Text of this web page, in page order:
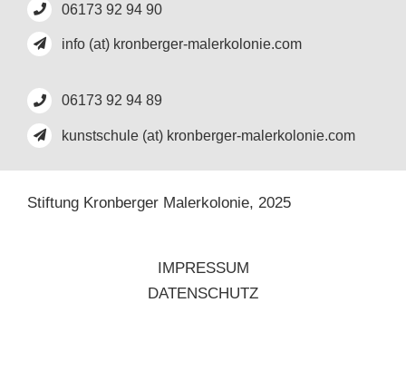
06173 92 94 90
info (at) kronberger-malerkolonie.com
06173 92 94 89
kunstschule (at) kronberger-malerkolonie.com
Stiftung Kronberger Malerkolonie, 2025
IMPRESSUM
DATENSCHUTZ